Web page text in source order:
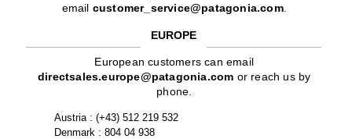
email customer_service@patagonia.com.
EUROPE
European customers can email
directsales.europe@patagonia.com or reach us by
phone.
Austria : (+43) 512 219 532
Denmark : 804 04 938